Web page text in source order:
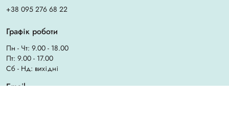
+38 095 276 68 22
Графік роботи
Пн - Чт: 9.00 - 18.00
Пт: 9.00 - 17.00
Сб - Нд: вихідні
Email